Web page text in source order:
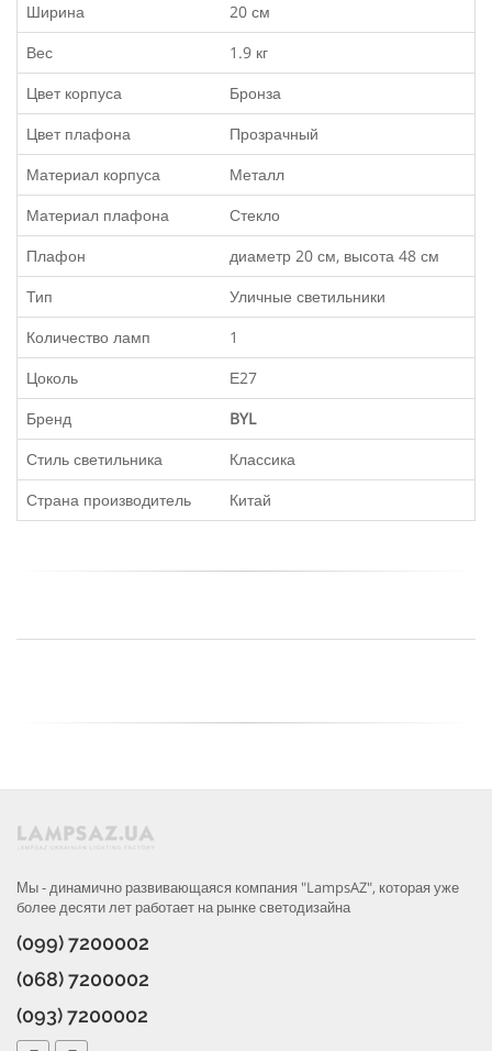
Ширина
20 см
Вес
1.9 кг
Цвет корпуса
Бронза
Цвет плафона
Прозрачный
Материал корпуса
Металл
Материал плафона
Стекло
Плафон
диаметр 20 см, высота 48 см
Тип
Уличные светильники
Количество ламп
1
Цоколь
Е27
Бренд
BYL
Стиль светильника
Классика
Страна производитель
Китай
Мы - динамично развивающаяся компания "LampsAZ", которая уже
более десяти лет работает на рынке светодизайна
(099) 7200002
(068) 7200002
(093) 7200002